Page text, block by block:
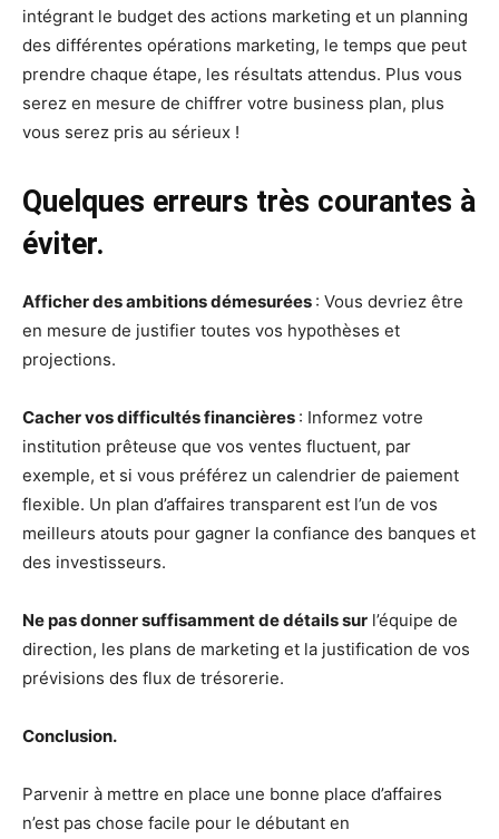
intégrant le budget des actions marketing et un planning
des différentes opérations marketing, le temps que peut
prendre chaque étape, les résultats attendus. Plus vous
serez en mesure de chiffrer votre business plan, plus
vous serez pris au sérieux !
Quelques erreurs très courantes à
éviter.
Afficher des ambitions démesurées : Vous devriez être
en mesure de justifier toutes vos hypothèses et
projections.
Cacher vos difficultés financières : Informez votre
institution prêteuse que vos ventes fluctuent, par
exemple, et si vous préférez un calendrier de paiement
flexible. Un plan d’affaires transparent est l’un de vos
meilleurs atouts pour gagner la confiance des banques et
des investisseurs.
Ne pas donner suffisamment de détails sur l’équipe de
direction, les plans de marketing et la justification de vos
prévisions des flux de trésorerie.
Conclusion.
Parvenir à mettre en place une bonne place d’affaires
n’est pas chose facile pour le débutant en